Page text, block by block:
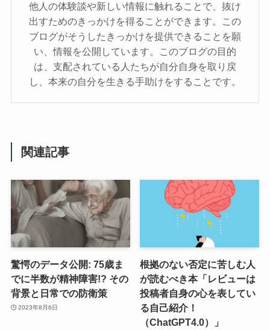
他人の体験談や新しい情報に触れることで、抜け
出すためのきっかけを得ることができます。この
ブログがそうしたきっかけを提供できることを願
い、情報を公開しています。このブログの目的
は、支配されている人たちが自分自身を取り戻
し、本来の自分を生きる手助けをすることです。
関連記事
驚愕のデータ公開: 75歳ま
でに半数が精神障害!? その
背景と日常での防衛策
2023年8月6日
根拠のない否定に苦しむ人
が読むべき本「レビューは
投稿者自身の心を表してい
る自己紹介！
（ChatGPT4.0）」